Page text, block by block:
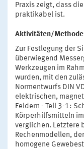
Praxis zeigt, dass
praktikabel ist.
Aktivitäten/
Zur Festlegung der
überwiegend
Werkzeugen im
wurden, mit den
Normentwurfs DIN
elektrischen,
Feldern - Teil 3-1:
Körperhilfsmitteln
verglichen. Letztere
Rechenmodellen,
homogene